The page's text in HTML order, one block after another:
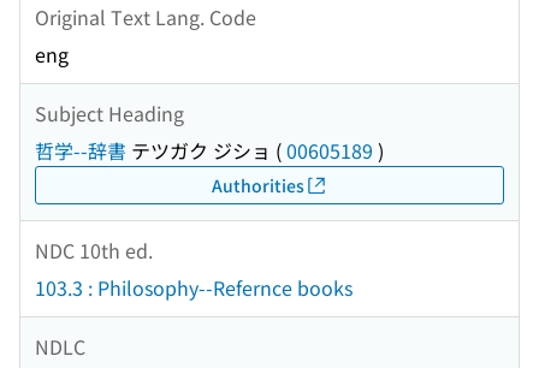
Original Text Lang. Code
eng
Subject Heading
哲学--辞書 テツガク ジショ (00605189 )
Authorities
NDC 10th ed.
103.3 : Philosophy--Refernce books
NDLC